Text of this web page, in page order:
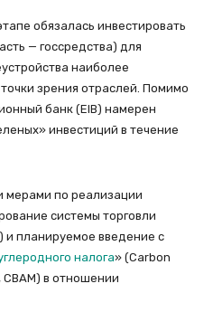
обязалась инвестировать
— госсредства) для
наиболее
зрения отраслей. Помимо
банк (EIB) намерен
инвестиций в течение
мерами по реализации
системы торговли
и планируемое введение с
налога» (Carbon
в отношении